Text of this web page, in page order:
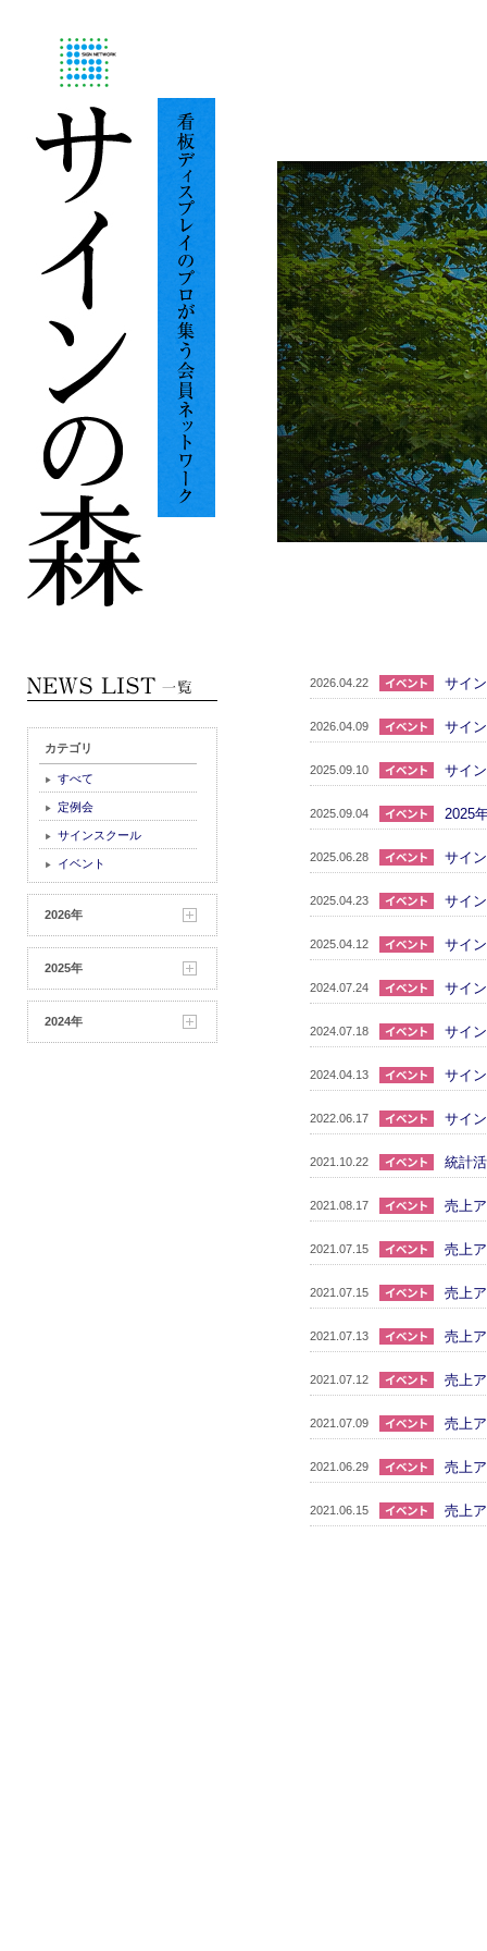
カテゴリ
▶ すべて
▶ 定例会
▶ サインスクール
▶ イベント
2026年
2025年
2024年
2026.04.22 サイ
2026.04.09 サイ
2025.09.10 サイ
2025.09.04 2025
2025.06.28 サイ
2025.04.23 サイ
2025.04.12 サイ
2024.07.24 サイ
2024.07.18 サイ
2024.04.13 サイ
2022.06.17 サイ
2021.10.22 統計
2021.08.17 売上
2021.07.15 売上
2021.07.15 売上
2021.07.13 売上
2021.07.12 売上
2021.07.09 売上
2021.06.29 売上
2021.06.15 売上